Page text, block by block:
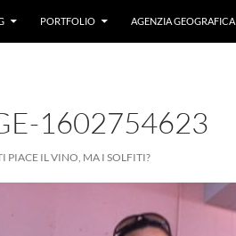
PORTFOLIO AGENZIA GEOGRAFICA
1602754623
PIACE IL VINO, MA I SOLFITI?